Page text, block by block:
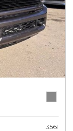
3561